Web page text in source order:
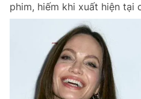
phim, hiếm khi xuất hiện tại